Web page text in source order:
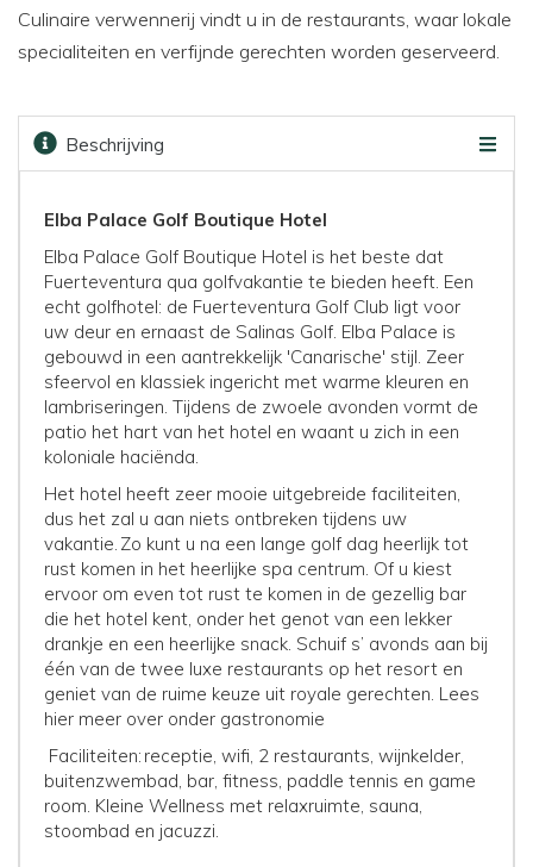
Culinaire verwennerij vindt u in de restaurants, waar lokale
specialiteiten en verfijnde gerechten worden geserveerd.
Beschrijving
Elba Palace Golf Boutique Hotel
Elba Palace Golf Boutique Hotel is het beste dat
Fuerteventura qua golfvakantie te bieden heeft. Een
echt golfhotel: de Fuerteventura Golf Club ligt voor
uw deur en ernaast de Salinas Golf. Elba Palace is
gebouwd in een aantrekkelijk 'Canarische' stijl. Zeer
sfeervol en klassiek ingericht met warme kleuren en
lambriseringen. Tijdens de zwoele avonden vormt de
patio het hart van het hotel en waant u zich in een
koloniale haciënda.
Het hotel heeft zeer mooie uitgebreide faciliteiten,
dus het zal u aan niets ontbreken tijdens uw
vakantie. Zo kunt u na een lange golf dag heerlijk tot
rust komen in het heerlijke spa centrum. Of u kiest
ervoor om even tot rust te komen in de gezellig bar
die het hotel kent, onder het genot van een lekker
drankje en een heerlijke snack. Schuif s’ avonds aan bij
één van de twee luxe restaurants op het resort en
geniet van de ruime keuze uit royale gerechten. Lees
hier meer over onder gastronomie
Faciliteiten: receptie, wifi, 2 restaurants, wijnkelder,
buitenzwembad, bar, fitness, paddle tennis en game
room. Kleine Wellness met relaxruimte, sauna,
stoombad en jacuzzi.